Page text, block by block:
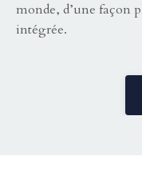
monde, d’une façon
intégrée.